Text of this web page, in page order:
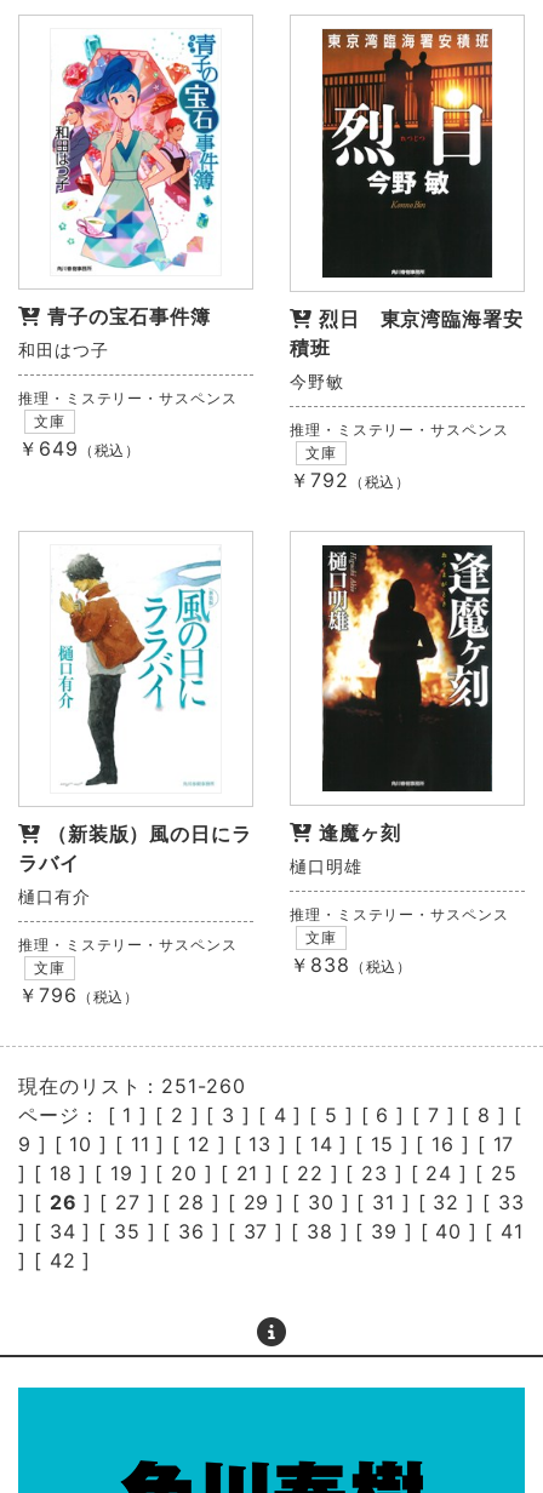
青子の宝石事件簿
和田はつ子
推理・ミステリー・サスペンス
文庫
￥649 （税込）
烈日 東京湾臨海署安
積班
今野敏
推理・ミステリー・サスペンス
文庫
￥792 （税込）
（新装版）風の日にラ
ラバイ
樋口有介
推理・ミステリー・サスペンス
文庫
￥796 （税込）
逢魔ヶ刻
樋口明雄
推理・ミステリー・サスペンス
文庫
￥838 （税込）
現在のリスト：251-260
ページ： [ 1 ] [ 2 ] [ 3 ] [ 4 ] [ 5 ] [ 6 ] [ 7 ] [ 8 ] [
9 ] [ 10 ] [ 11 ] [ 12 ] [ 13 ] [ 14 ] [ 15 ] [ 16 ] [ 17
] [ 18 ] [ 19 ] [ 20 ] [ 21 ] [ 22 ] [ 23 ] [ 24 ] [ 25
] [ 26 ] [ 27 ] [ 28 ] [ 29 ] [ 30 ] [ 31 ] [ 32 ] [ 33
] [ 34 ] [ 35 ] [ 36 ] [ 37 ] [ 38 ] [ 39 ] [ 40 ] [ 41
] [ 42 ]